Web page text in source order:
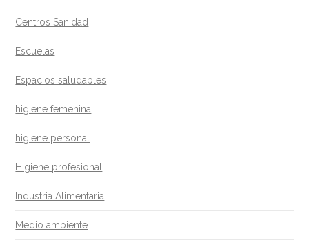
Centros Sanidad
Escuelas
Espacios saludables
higiene femenina
higiene personal
Higiene profesional
Industria Alimentaria
Medio ambiente